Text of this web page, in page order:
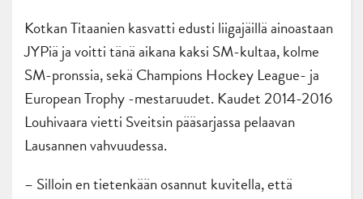
Kotkan Titaanien kasvatti edusti liigajäillä ainoastaan
JYPiä ja voitti tänä aikana kaksi SM-kultaa, kolme
SM-pronssia, sekä Champions Hockey League- ja
European Trophy -mestaruudet. Kaudet 2014-2016
Louhivaara vietti Sveitsin pääsarjassa pelaavan
Lausannen vahvuudessa.
– Silloin en tietenkään osannut kuvitella, että